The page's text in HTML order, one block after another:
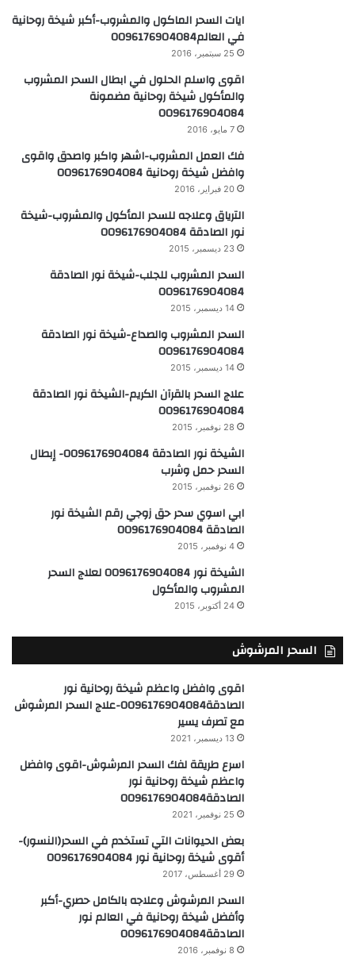
ايات السحر الماكول والمشروب-أكبر شيخة روحانية
في العالم0096176904084
25 سبتمبر، 2016
اقوى واسلم الحلول في ابطال السحر المشروب
والمأكول شيخة روحانية مضمونة
0096176904084
7 مايو، 2016
فك العمل المشروب-اشهر واكبر واصدق واقوى
وافضل شيخة روحانية 0096176904084
20 فبراير، 2016
الترياق وعلاجه للسحر المأكول والمشروب-شيخة
نور الصادقة 0096176904084
23 ديسمبر، 2015
السحر المشروب للجلب-شيخة نور الصادقة
0096176904084
14 ديسمبر، 2015
السحر المشروب والصداع-شيخة نور الصادقة
0096176904084
14 ديسمبر، 2015
علاج السحر بالقرآن الكريم-الشيخة نور الصادقة
0096176904084
28 نوفمبر، 2015
الشيخة نور الصادقة 0096176904084- إبطال
السحر حمل وشرب
26 نوفمبر، 2015
ابي اسوي سحر حق زوجي رقم الشيخة نور
الصادقة 0096176904084
4 نوفمبر، 2015
الشيخة نور 0096176904084 لعلاج السحر
المشروب والمأكول
24 أكتوبر، 2015
السحر المرشوش
اقوى وافضل واعظم شيخة روحانية نور
الصادقة0096176904084-علاج السحر المرشوش
مع تصرف يسير
13 ديسمبر، 2021
اسرع طريقة لفك السحر المرشوش-اقوى وافضل
واعظم شيخة روحانية نور
الصادقة0096176904084
25 نوفمبر، 2021
بعض الحيوانات التي تستخدم في السحر(النسور)-
أقوى شيخة روحانية نور 0096176904084
29 أغسطس، 2017
السحر المرشوش وعلاجه بالكامل حصري-أكبر
وأفضل شيخة روحانية في العالم نور
الصادقة0096176904084
8 نوفمبر، 2016